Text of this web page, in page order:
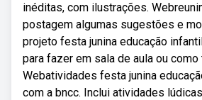
inéditas, com ilustrações.
postagem algumas sugestões e
projeto festa junina educação
para fazer em sala de aula ou como
Webatividades festa junina
com a bncc. Inclui atividades